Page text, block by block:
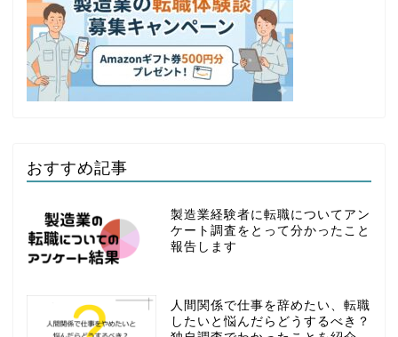
おすすめ記事
製造業経験者に転職についてアン
ケート調査をとって分かったこと
報告します
人間関係で仕事を辞めたい、転職
したいと悩んだらどうするべき？